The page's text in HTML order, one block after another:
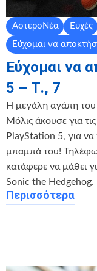
ΑστεροΝέα
Ευχές
Εύχομαι να
Εύχομαι να
5 – Τ., 7
Η μεγάλη αγάπη του
Μόλις άκουσε για
PlayStation 5, για να
μπαμπά του!
κατάφερε να μάθει
Sonic the Hedgehog.
Περισσότερα